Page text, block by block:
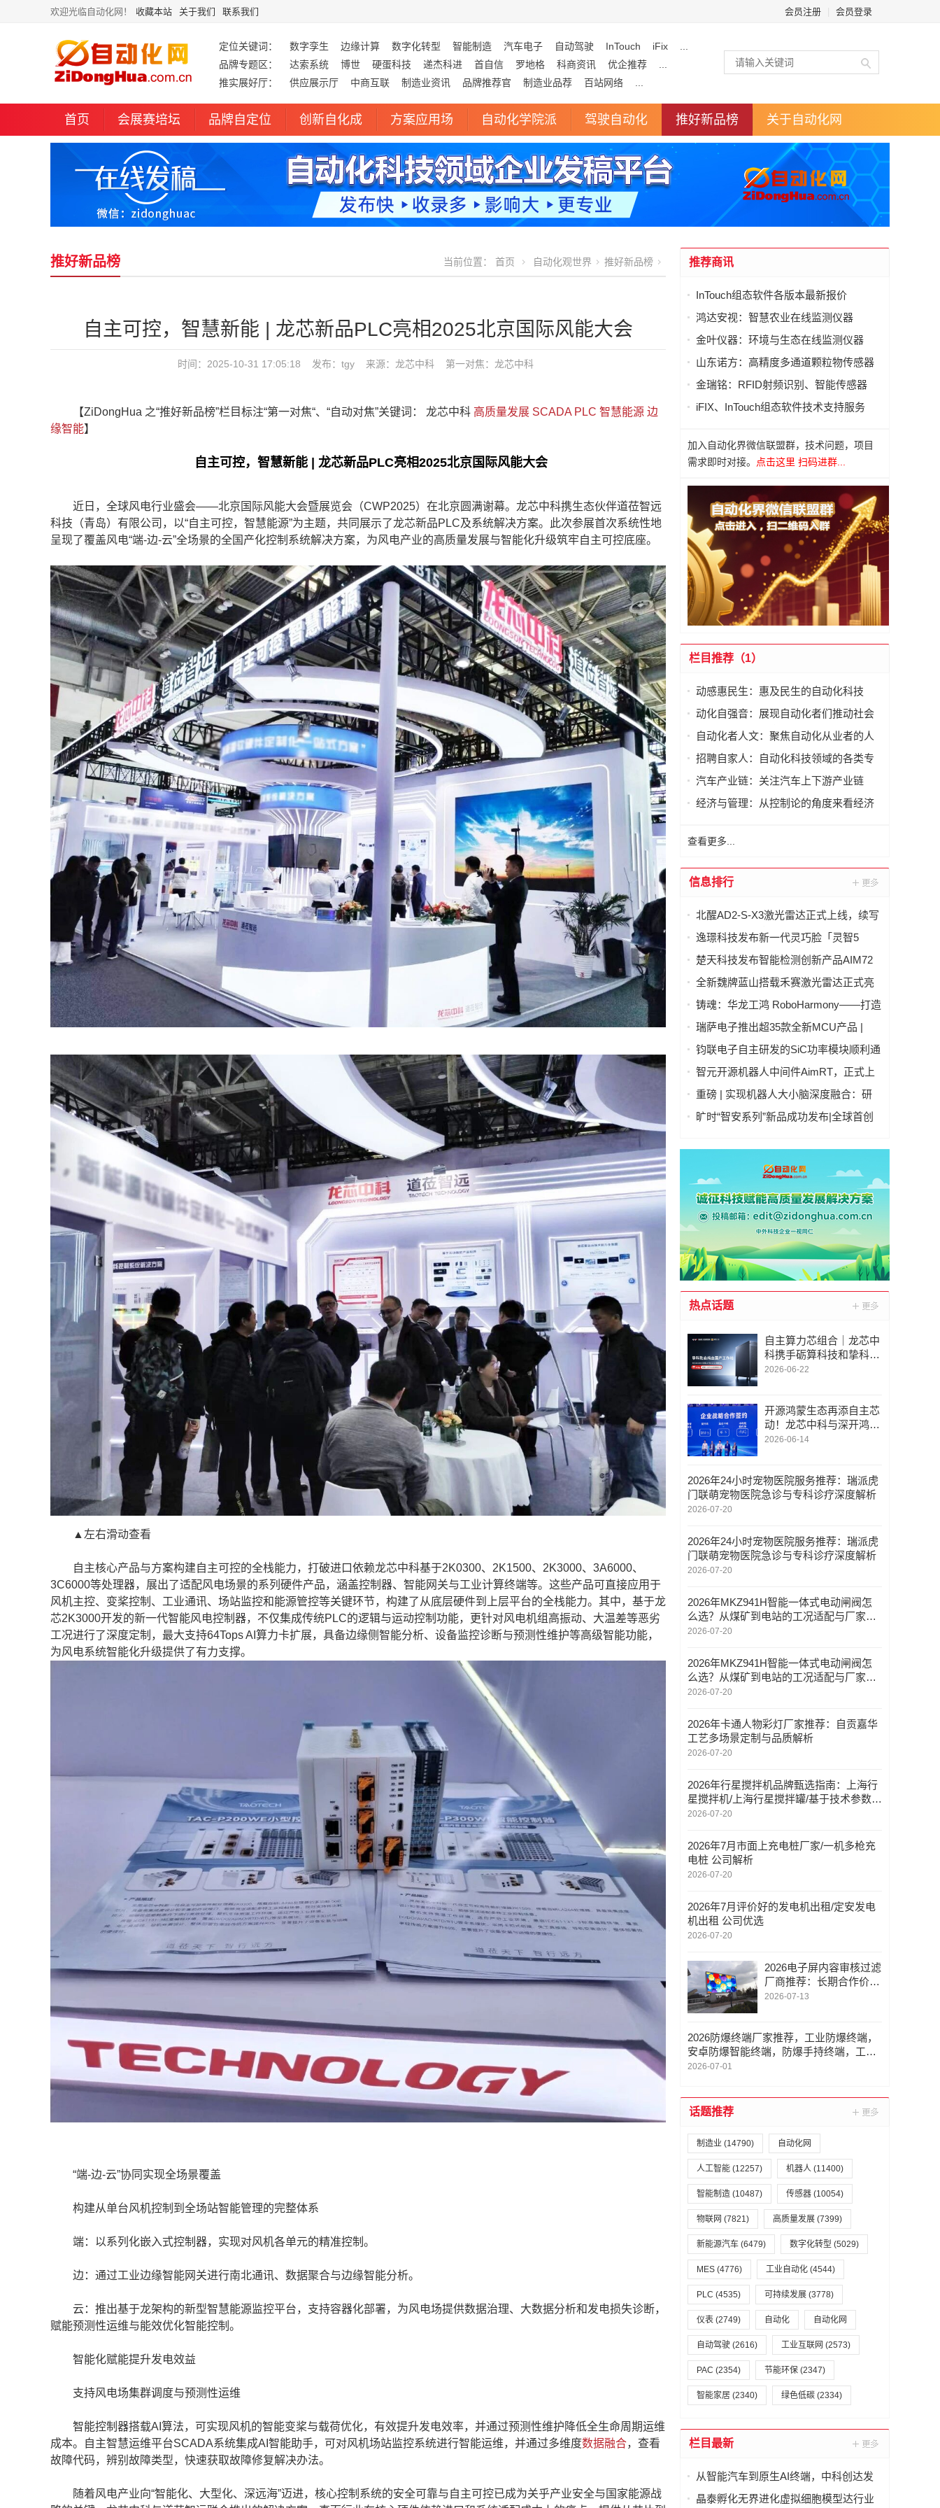
欢迎光临自动化网！ 收藏本站 关于我们 联系我们 会员注册 会员登录
定位关键词： 数字孪生 边缘计算 数字化转型 智能制造 汽车电子 自动驾驶 InTouch iFix
品牌专题区：
达索系统 博世 硬蛋科技 递杰科进 首自信 罗地格 科商资讯 优企推荐
推实展好厅：
供应展示厅 中商互联 制造业资讯 品牌推荐官 制造业品荐 百站网络
首页 会展赛培坛 品牌自定位 创新自化成 方案应用场 自动化学院派 驾驶自动化 推好新品榜 关于自动化网
推好新品榜 当前位置： 首页 自动化观世界 推好新品榜
自主可控，智慧新能 | 龙芯新品PLC亮相2025北京国际风能大会
时间：2025-10-31 17:05:18 发布：tgy 来源：龙芯中科 第一对焦： 龙芯中科
【ZiDongHua 之“推好新品榜”栏目标注“第一对焦“、“自动对焦”关键词： 龙芯中科 高质量发展 SCADA PLC 智慧能源 边
缘智能】
自主可控，智慧新能 | 龙芯新品PLC亮相2025北京国际风能大会
近日，全球风电行业盛会——北京国际风能大会暨展览会（CWP2025）在北京圆满谢幕。龙芯中科携生态伙伴道莅智远
科技（青岛）有限公司，以“自主可控，智慧能源”为主题，共同展示了龙芯新品PLC及系统解决方案。此次参展首次系统性地
呈现了覆盖风电“端-边-云”全场景的全国产化控制系统解决方案，为风电产业的高质量发展与智能化升级筑牢自主可控底座。
▲左右滑动查看
自主核心产品与方案构建自主可控的全栈能力，打破进口依赖龙芯中科基于2K0300、2K1500、2K3000、3A6000、
3C6000等处理器，展出了适配风电场景的系列硬件产品，涵盖控制器、智能网关与工业计算终端等。这些产品可直接应用于
风机主控、变桨控制、工业通讯、场站监控和能源管控等关键环节，构建了从底层硬件到上层平台的全栈能力。其中，基于龙
芯2K3000开发的新一代智能风电控制器，不仅集成传统PLC的逻辑与运动控制功能，更针对风电机组高振动、大温差等恶劣
工况进行了深度定制，最大支持64Tops AI算力卡扩展，具备边缘侧智能分析、设备监控诊断与预测性维护等高级智能功能，
为风电系统智能化升级提供了有力支撑。
“端-边-云”协同实现全场景覆盖
构建从单台风机控制到全场站智能管理的完整体系
端：以系列化嵌入式控制器，实现对风机各单元的精准控制。
边：通过工业边缘智能网关进行南北通讯、数据聚合与边缘智能分析。
云：推出基于龙架构的新型智慧能源监控平台，支持容器化部署，为风电场提供数据治理、大数据分析和发电损失诊断，
赋能预测性运维与能效优化智能控制。
智能化赋能提升发电效益
支持风电场集群调度与预测性运维
智能控制器搭载AI算法，可实现风机的智能变桨与载荷优化，有效提升发电效率，并通过预测性维护降低全生命周期运维
成本。自主智慧运维平台SCADA系统集成AI智能助手，可对风机场站监控系统进行智能运维，并通过多维度数据融合，查看
故障代码，辨别故障类型，快速获取故障修复解决办法。
随着风电产业向“智能化、大型化、深远海”迈进，核心控制系统的安全可靠与自主可控已成为关乎产业安全与国家能源战
推荐商讯
InTouch组态软件各版本最新报价
鸿达安视：智慧农业在线监测仪器
金叶仪器：环境与生态在线监测仪器
山东诺方：高精度多通道颗粒物传感器
金瑞铭：RFID射频识别、智能传感器
iFIX、InTouch组态软件技术支持服务
加入自动化界微信联盟群，技术问题，项目
需求即时对接。
点击这里 扫码进群...
栏目推荐（1）
动感惠民生：惠及民生的自动化科技
动化自强音：展现自动化者们推动社会
进步发出的响亮声音
自动化者人文：聚焦自动化从业者的人
文思考
招聘自家人：自动化科技领域的各类专
家及人才需求资讯
汽车产业链：关注汽车上下游产业链
经济与管理：从控制论的角度来看经济
查看更多...
信息排行
北醒AD2-S-X3激光雷达正式上线，续写
智慧交通新篇章
逸璟科技发布新一代灵巧脸「灵智5
号」：开启人形机器人"生命感交互"新时
楚天科技发布智能检测创新产品AIM72
全自动灯检机
全新魏牌蓝山搭载禾赛激光雷达正式亮
相
铸魂：华龙工鸿 RoboHarmony——打造
自主可控工业操作系统硬核实力
瑞萨电子推出超35款全新MCU产品 |
RA4T1产品群、RA6T3产品群、RX26T
阵容
钧联电子自主研发的SiC功率模块顺利通
过AQG-324认证
智元开源机器人中间件AimRT，正式上
线！
重磅 | 实现机器人大小脑深度融合：研
华科技与国讯芯微联合发布Thor平台具
旷时“智安系列”新品成功发布|全球首创
热点话题
自主算力芯组合｜龙芯中
科携手砺算科技和挚科，
正式发布乾启ZK3C60S-
2026-06-22
开源鸿蒙生态再添自主芯
动！龙芯中科与深开鸿携
手推进 “龙鸿一体” 深度融
2026-06-14
2026年24小时宠物医院服务推荐：瑞派虎
门联萌宠物医院急诊与专科诊疗深度解析
2026-07-20
2026年24小时宠物医院服务推荐：瑞派虎
门联萌宠物医院急诊与专科诊疗深度解析
2026-07-20
2026年MKZ941H智能一体式电动闸阀怎
么选？从煤矿到电站的工况适配与厂家实
测推荐
2026-07-20
2026年MKZ941H智能一体式电动闸阀怎
么选？从煤矿到电站的工况适配与厂家实
测推荐
2026-07-20
2026年卡通人物彩灯厂家推荐：自贡嘉华
工艺多场景定制与品质解析
2026-07-20
2026年行星搅拌机品牌甄选指南：上海行
星搅拌机/上海行星搅拌罐/基于技术参数与
工程案例的客观比较
2026-07-20
2026年7月市面上充电桩厂家/一机多枪充
电桩 公司解析
2026-07-20
2026年7月评价好的发电机出租/定安发电
机出租 公司优选
2026-07-20
2026电子屏内容审核过滤
厂商推荐：长期合作价值
综合评估
2026-07-13
2026防爆终端厂家推荐，工业防爆终端，
安卓防爆智能终端，防爆手持终端，工业
安全终端厂家优选指南！
2026-07-01
话题推荐
制造业 (14790) 自动化网
人工智能 (12257) 机器人 (11400)
智能制造 (10487) 传感器 (10054)
物联网 (7821) 高质量发展 (7399)
新能源汽车 (6479) 数字化转型 (5029)
MES (4776) 工业自动化 (4544)
PLC (4535) 可持续发展 (3778)
仪表 (2749) 自动化 自动化网
自动驾驶 (2616) 工业互联网 (2573)
PAC (2354) 节能环保 (2347)
智能家居 (2340) 绿色低碳 (2334)
栏目最新
从智能汽车到原生AI终端，中科创达发
布 AquaClaw for IoT，打造面向物理世
晶泰孵化无界进化虚拟细胞模型达行业